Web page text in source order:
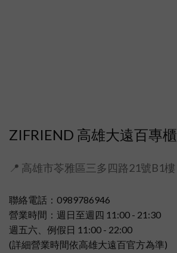
ZIFRIEND 高雄大遠百專櫃
📍 高雄市苓雅區三多四路21號B1樓
聯絡電話：0989786946
營業時間：週日至週四 11:00 - 21:30
週五六、例假日 11:00 - 22:00
(詳細營業時間依高雄大遠百官方為準)